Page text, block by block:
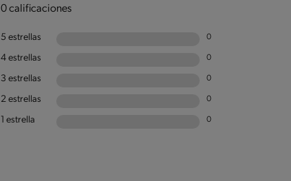
0 calificaciones
5 estrellas 0
4 estrellas 0
3 estrellas 0
2 estrellas 0
1 estrella 0